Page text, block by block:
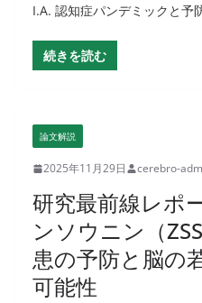
I.A. 認知症パンデミックと予
続きを読む
論文解説
2025年11月29日 cerebro-
研究最前線レポ
ンソウニン（
患の予防と脳の
可能性